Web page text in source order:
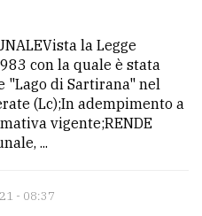
la Legge
con la quale è stata
"Lago di Sartirana" nel
(Lc);In adempimento a
vigente;RENDE
...
- 08:37